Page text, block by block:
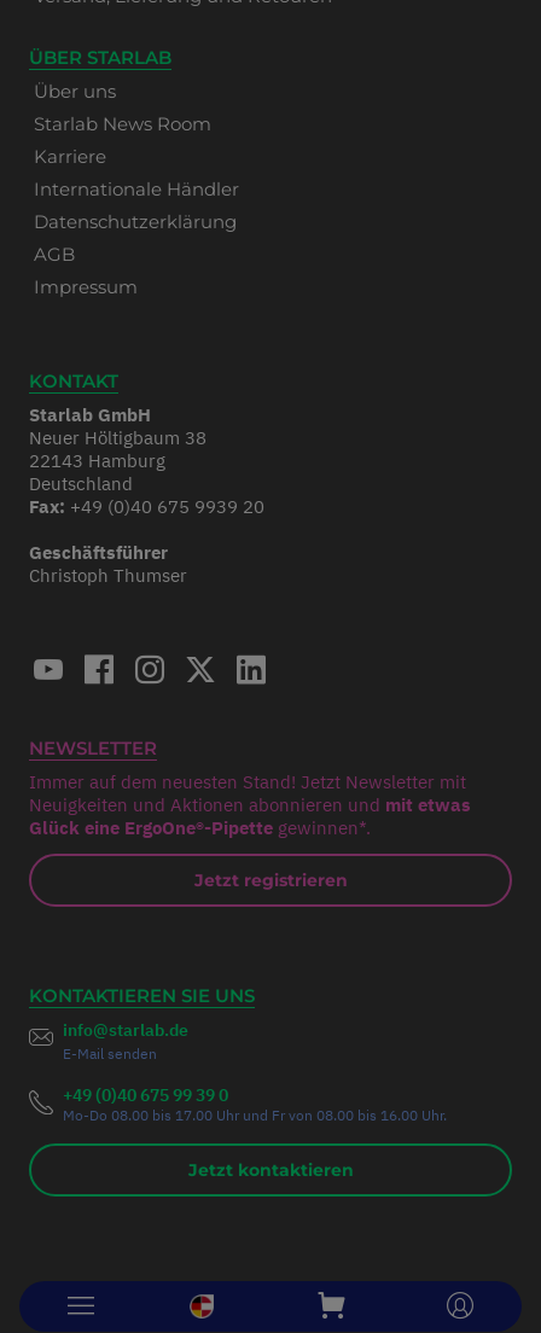
ÜBER STARLAB
Über uns
Starlab News Room
Karriere
Internationale Händler
Datenschutzerklärung
AGB
Impressum
KONTAKT
Starlab GmbH
Neuer Höltigbaum 38
22143 Hamburg
Deutschland
Fax: +49 (0)40 675 9939 20
Geschäftsführer
Christoph Thumser
NEWSLETTER
Immer auf dem neuesten Stand! Jetzt Newsletter mit
Neuigkeiten und Aktionen abonnieren und mit etwas
Glück eine ErgoOne®-Pipette gewinnen*.
Jetzt registrieren
KONTAKTIEREN SIE UNS
info@starlab.de
E-Mail senden
+49 (0)40 675 99 39 0
Mo-Do 08.00 bis 17.00 Uhr und Fr von 08.00 bis 16.00 Uhr.
Jetzt kontaktieren